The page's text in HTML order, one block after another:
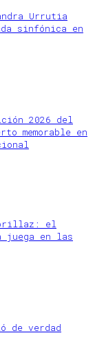
Urrutia
sinfónica en
2026 del
memorable en
el
juega en las
de verdad